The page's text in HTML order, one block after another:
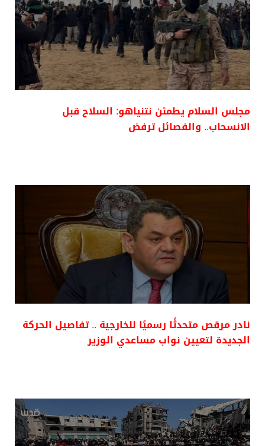
مجلس السلام يطمئن نتنياهو: السلاح قبل
الانسحاب.. والفصائل ترفض
نادر مرقص متحدثًا رسميًا للخارجية .. تفاصيل الحركة
الجديدة لتعيين نواب مساعدي الوزير